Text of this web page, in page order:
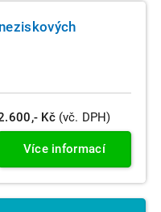
Kč (vč. DPH)
Více informací